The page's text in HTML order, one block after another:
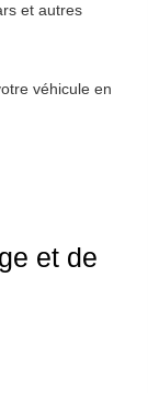
et autres
véhicule en
et de